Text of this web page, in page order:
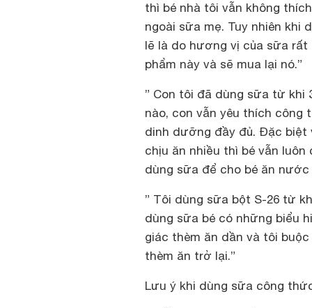
thì bé nhà tôi vẫn không
ngoài sữa mẹ. Tuy nhiên khi
lẽ là do hương vị của sữa rất
phẩm này và sẽ mua lại nó.”
” Con tôi đã dùng sữa từ khi
nào, con vẫn yêu thích công
dinh dưỡng đầy đủ. Đặc biệt
chịu ăn nhiều thì bé vẫn
dùng sữa để cho bé ăn nước
” Tôi dùng sữa bột S-26 từ
dùng sữa bé có những biểu
giác thèm ăn dần và tôi
thèm ăn trở lại.”
Lưu ý khi dùng sữa công